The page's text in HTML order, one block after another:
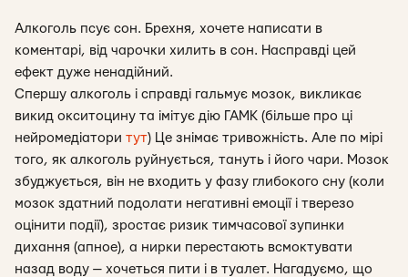
Алкоголь псує сон. Брехня, хочете написати в
коментарі, від чарочки хилить в сон. Насправді цей
ефект дуже ненадійний.
Спершу алкоголь і справді гальмує мозок, викликає
викид окситоцину та імітує дію ГАМК (більше про ці
нейромедіатори тут) Це знімає тривожність. Але по мірі
того, як алкоголь руйнується, тануть і його чари. Мозок
збуджується, він не входить у фазу глибокого сну (коли
мозок здатний подолати негативні емоції і тверезо
оцінити події), зростає ризик тимчасової зупинки
дихання (апное), а нирки перестають всмоктувати
назад воду — хочеться пити і в туалет. Нагадуємо, що